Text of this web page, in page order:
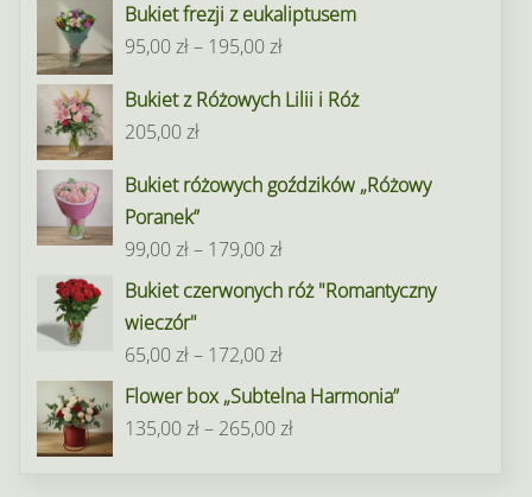
Bukiet frezji z eukaliptusem
95,00zł– 195,00złZakres
od
do
Bukiet z Różowych Lilii i Róż
205,00zł
Bukiet różowych goździków „Różowy
Poranek”
99,00zł– 179,00złZakres
cen:
179,00 zł
Bukiet czerwonych róż "Romantyczny
wieczór"
65,00zł– 172,00złZakres
cen:
od
Flower box „Subtelna Harmonia”
135,00zł– 265,00złZakres